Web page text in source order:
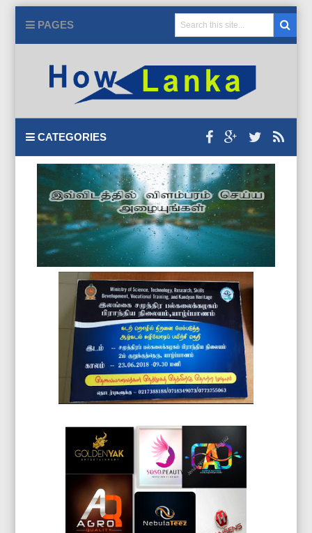
PAGES
CATEGORIES